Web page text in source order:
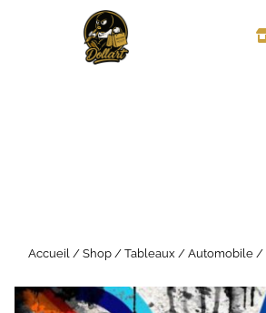
Accueil / Shop/ Tableaux / Automobile/